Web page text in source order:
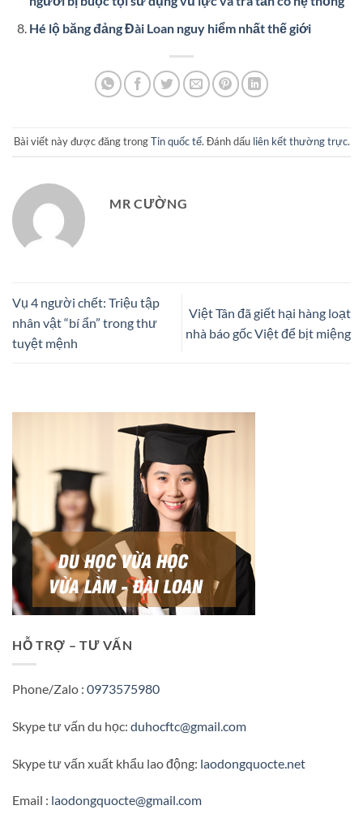
Hé lộ băng đảng Đài Loan nguy hiểm nhất thế giới
Bài viết này được đăng trongTin quốc tế. Đánh dấu liên kết thường trực.
MR CƯỜNG
Vụ 4 người chết: Triệu tập
nhân vật “bí ẩn” trong thư
tuyệt mệnh
Việt Tân đã giết hại hàng loạt
nhà báo gốc Việt để bịt miệng
HỖ TRỢ – TƯ VẤN
Phone/Zalo : 0973575980
Skype tư vấn du học: duhocftc@gmail.com
Skype tư vấn xuất khẩu lao động: laodongquocte.net
Email : laodongquocte@gmail.com